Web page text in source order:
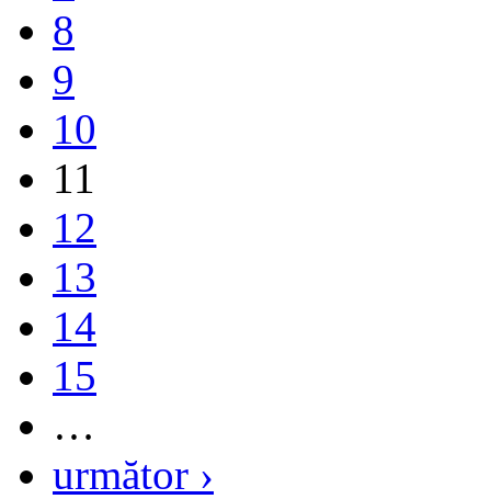
8
9
10
11
12
13
14
15
…
următor ›